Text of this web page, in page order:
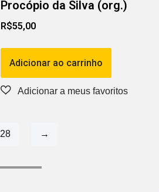
Procópio da Silva (org.)
R$55,00
Adicionar ao carrinho
28 →